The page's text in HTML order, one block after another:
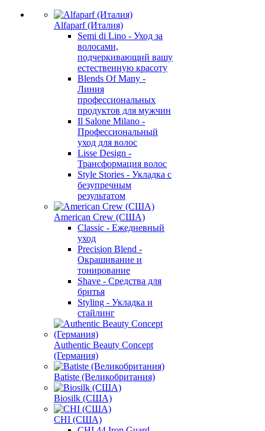
Alfaparf (Италия)
Semi di Lino - Уход за
волосами,
подчеркивающий вашу
естественную красоту
Blends Of Many -
Линия
профессиональных
продуктов для мужчин
Il Salone Milano -
Профессиональный
уход для волос
Lisse Design -
Трансформация волос
Style Stories - Укладка с
безупречным
результатом
American Crew (США)
Classic - Ежедневный
уход
Precision Blend -
Окрашивание и
тонирование
Shave - Средства для
бритья
Styling - Укладка и
стайлинг
Authentic Beauty Concept
(Германия)
Batiste (Великобритания)
Biosilk (США)
CHI (США)